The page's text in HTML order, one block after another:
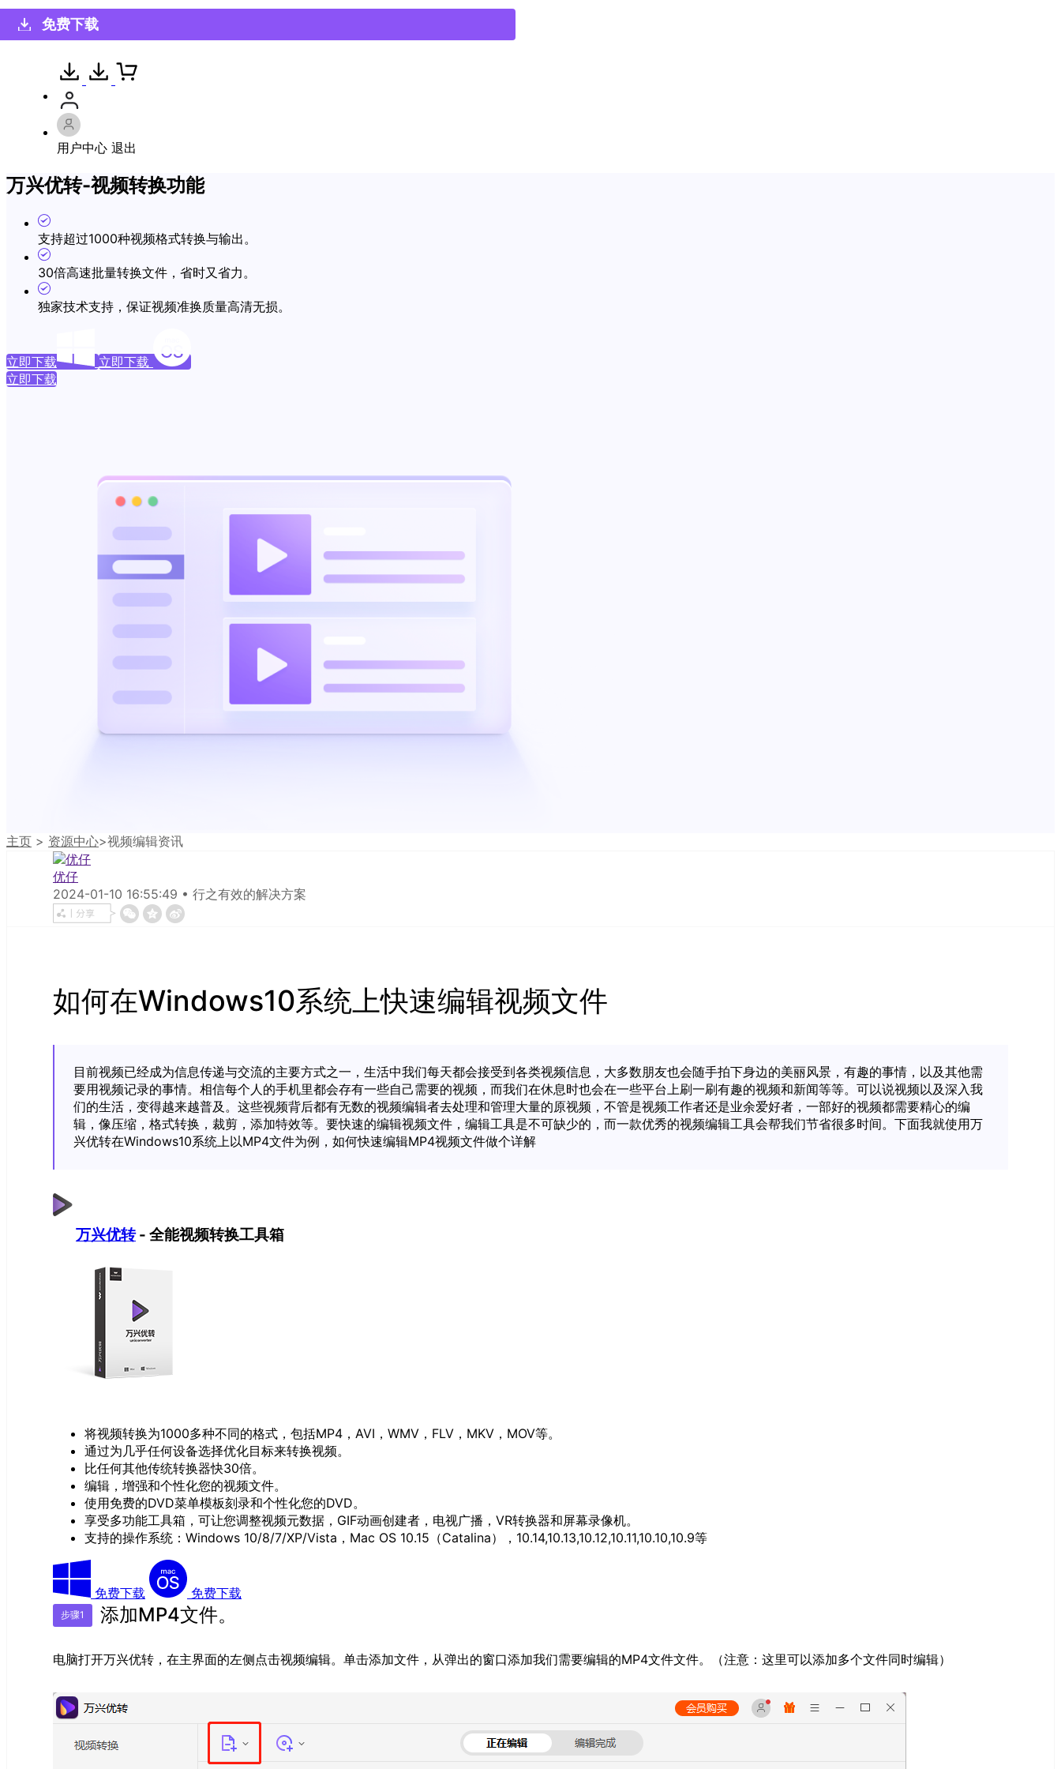
免费下载
用户中心 退出
万兴优转-视频转换功能
支持超过1000种视频格式转换与输出。
30倍高速批量转换文件，省时又省力。
独家技术支持，保证视频准换质量高清无损。
立即下载
立即下载
立即下载
主页 > 资源中心>视频编辑资讯
优仔
2024-01-10 16:55:49 • 行之有效的解决方案
如何在Windows10系统上快速编辑视频文件
目前视频已经成为信息传递与交流的主要方式之一，生活中我们每天都会接受到各类视频信息，大多数朋友也会随手拍下身边的美丽风景，有趣的事情，以及其他需
要用视频记录的事情。相信每个人的手机里都会存有一些自己需要的视频，而我们在休息时也会在一些平台上刷一刷有趣的视频和新闻等等。可以说视频以及深入我
们的生活，变得越来越普及。这些视频背后都有无数的视频编辑者去处理和管理大量的原视频，不管是视频工作者还是业余爱好者，一部好的视频都需要精心的编
辑，像压缩，格式转换，裁剪，添加特效等。要快速的编辑视频文件，编辑工具是不可缺少的，而一款优秀的视频编辑工具会帮我们节省很多时间。下面我就使用万
兴优转在Windows10系统上以MP4文件为例，如何快速编辑MP4视频文件做个详解
万兴优转- 全能视频转换工具箱
将视频转换为1000多种不同的格式，包括MP4，AVI，WMV，FLV，MKV，MOV等。
通过为几乎任何设备选择优化目标来转换视频。
比任何其他传统转换器快30倍。
编辑，增强和个性化您的视频文件。
使用免费的DVD菜单模板刻录和个性化您的DVD。
享受多功能工具箱，可让您调整视频元数据，GIF动画创建者，电视广播，VR转换器和屏幕录像机。
支持的操作系统：Windows 10/8/7/XP/Vista，Mac OS 10.15（Catalina），10.14,10.13,10.12,10.11,10.10,10.9等
免费下载 免费下载
步骤1 添加MP4文件。
电脑打开万兴优转，在主界面的左侧点击视频编辑。单击添加文件，从弹出的窗口添加我们需要编辑的MP4文件文件。（注意：这里可以添加多个文件同时编辑）